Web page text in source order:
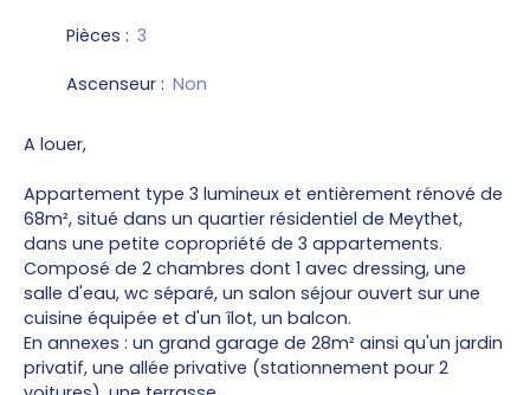
Pièces : 3
Ascenseur : Non
A louer,
Appartement type 3 lumineux et entièrement rénové de
68m², situé dans un quartier résidentiel de Meythet,
dans une petite copropriété de 3 appartements.
Composé de 2 chambres dont 1 avec dressing, une
salle d'eau, wc séparé, un salon séjour ouvert sur une
cuisine équipée et d'un îlot, un balcon.
En annexes : un grand garage de 28m² ainsi qu'un jardin
privatif, une allée privative (stationnement pour 2